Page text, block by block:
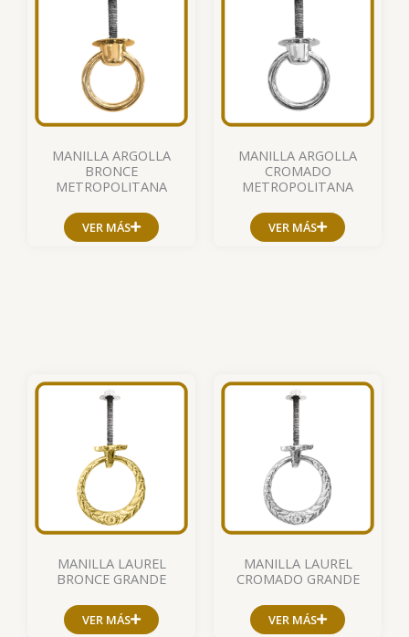
MANILLA ARGOLLA
BRONCE
METROPOLITANA
VER MÁS
MANILLA ARGOLLA
CROMADO
METROPOLITANA
VER MÁS
MANILLA LAUREL
BRONCE GRANDE
VER MÁS
MANILLA LAUREL
CROMADO GRANDE
VER MÁS